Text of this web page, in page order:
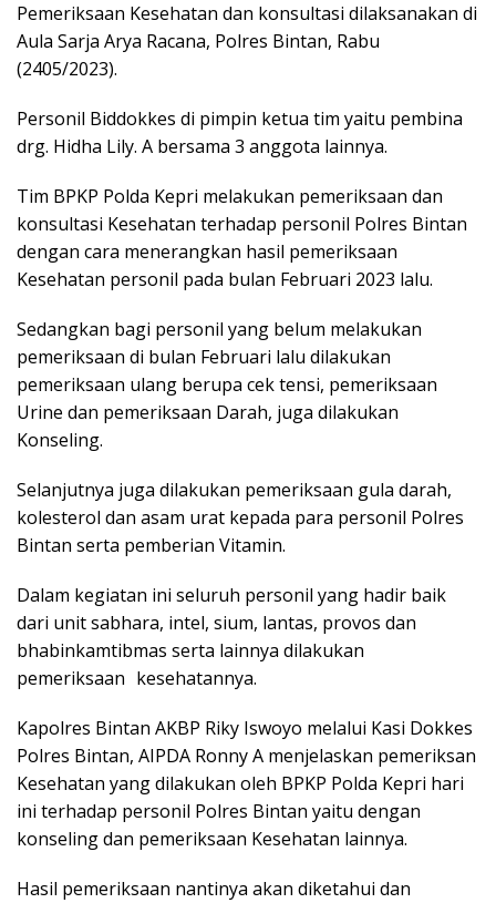
Pemeriksaan Kesehatan dan konsultasi dilaksanakan di
Aula Sarja Arya Racana, Polres Bintan, Rabu
(2405/2023).
Personil Biddokkes di pimpin ketua tim yaitu pembina
drg. Hidha Lily. A bersama 3 anggota lainnya.
Tim BPKP Polda Kepri melakukan pemeriksaan dan
konsultasi Kesehatan terhadap personil Polres Bintan
dengan cara menerangkan hasil pemeriksaan
Kesehatan personil pada bulan Februari 2023 lalu.
Sedangkan bagi personil yang belum melakukan
pemeriksaan di bulan Februari lalu dilakukan
pemeriksaan ulang berupa cek tensi, pemeriksaan
Urine dan pemeriksaan Darah, juga dilakukan
Konseling.
Selanjutnya juga dilakukan pemeriksaan gula darah,
kolesterol dan asam urat kepada para personil Polres
Bintan serta pemberian Vitamin.
Dalam kegiatan ini seluruh personil yang hadir baik
dari unit sabhara, intel, sium, lantas, provos dan
bhabinkamtibmas serta lainnya dilakukan
pemeriksaan kesehatannya.
Kapolres Bintan AKBP Riky Iswoyo melalui Kasi Dokkes
Polres Bintan, AIPDA Ronny A menjelaskan pemeriksan
Kesehatan yang dilakukan oleh BPKP Polda Kepri hari
ini terhadap personil Polres Bintan yaitu dengan
konseling dan pemeriksaan Kesehatan lainnya.
Hasil pemeriksaan nantinya akan diketahui dan